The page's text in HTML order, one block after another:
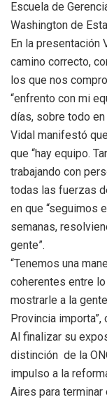
Escuela de
Washington de
En la presentación
camino correcto,
los que nos
“enfrento con mi
días, sobre todo
Vidal manifestó
que “hay equipo.
trabajando con
todas las fuerzas
en que “seguimos
semanas,
gente”.
“Tenemos una
coherentes entre
mostrarle a la
Provincia importa”,
Al finalizar su
distinción de la
impulso a la
Aires para